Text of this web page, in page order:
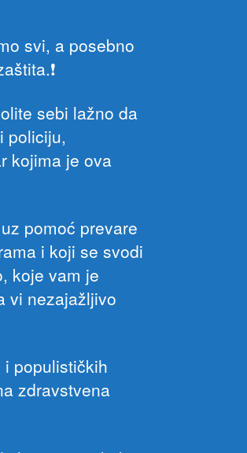
svi, a posebno
sebi lažno da
policiju,
kojima je ova
pomoć prevare
i koji se svodi
koje vam je
vi nezajažljivo
i populističkih
zdravstvena